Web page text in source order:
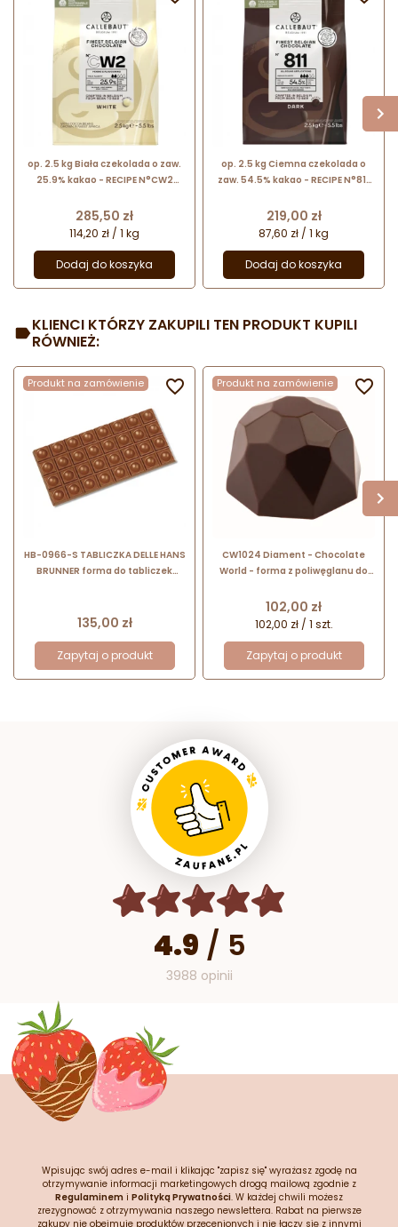
op. 2.5 kg Biała czekolada o zaw.
25.9% kakao - RECIPE N°CW2
U71
Cena
285,50 zł
114,20 zł / 1 kg
Dodaj do koszyka
op. 2.5 kg Ciemna czekolada o
zaw. 54.5% kakao - RECIPE N°811
Cena
219,00 zł
87,60 zł / 1 kg
Dodaj do koszyka
KLIENCI KTÓRZY ZAKUPILI TEN PRODUKT KUPILI
RÓWNIEŻ:
Produkt na zamówienie
HB-0966-S TABLICZKA DELLE HANS
BRUNNER forma do tabliczek
Cena
135,00 zł
Zapytaj o produkt
 Produkt na zamówienie
CW1024 Diament - Chocolate
World - forma z poliwęglanu do
g x 21 pralin
Cena
102,00 zł
102,00 zł / 1 szt.
Zapytaj o produkt

4.9 / 5
3988 opinii
Wpisując swój adres e-mail i klikając "zapisz się" wyrażasz zgodę na
otrzymywanie informacji marketingowych drogą mailową zgodnie z
Regulaminem i Polityką Prywatności. W każdej chwili możesz
zrezygnować z otrzymywania naszego newslettera. Rabat na pierwsze
zakupy nie obejmuje produktów przecenionych i nie łączy się z innymi